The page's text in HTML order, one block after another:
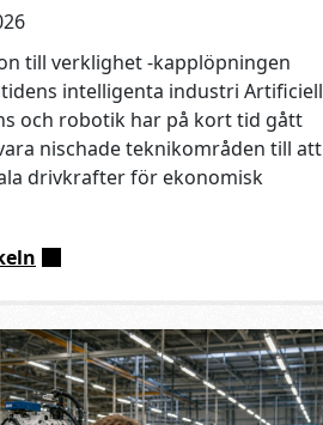
till verklighet -kapplöpningen
intelligenta industri Artificiell
och robotik har på kort tid gått
nischade teknikområden till att
drivkrafter för ekonomisk